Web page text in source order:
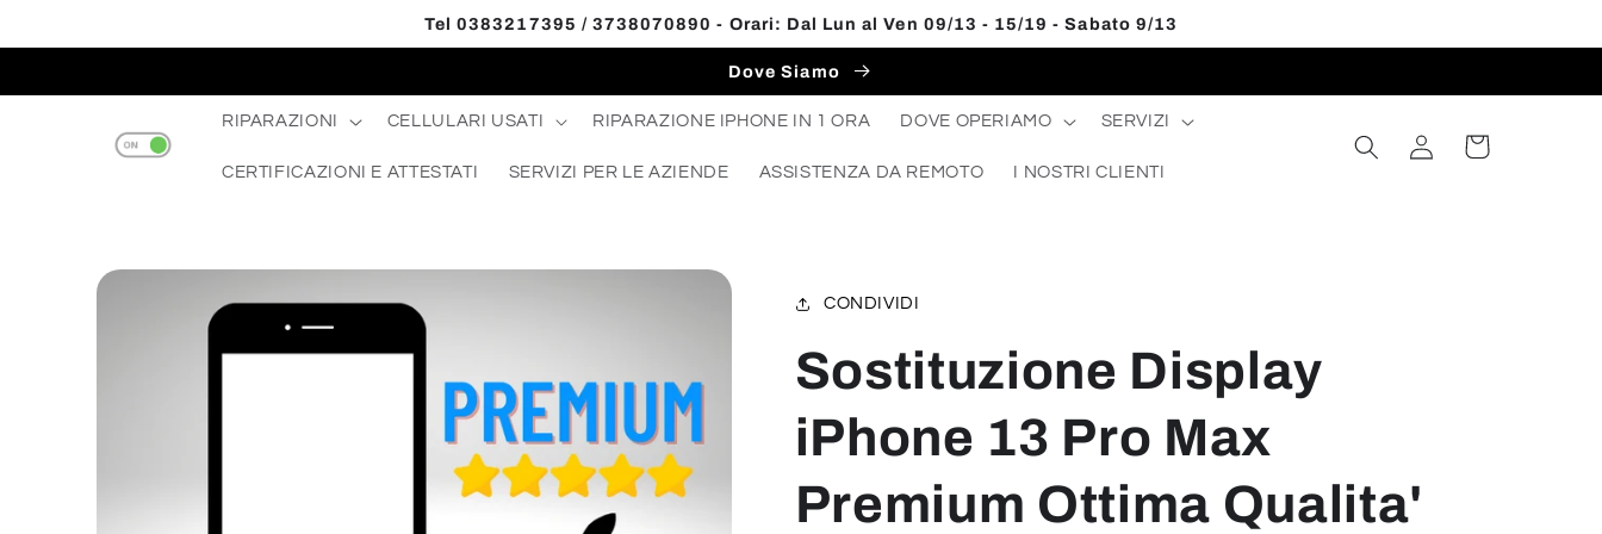
Read
ai contenuti
Tel 0383217395 / 3738070890 - Orari: Dal Lun al Ven 09/13 - 15/19 - Sabato 9/13
Dove Siamo
RIPARAZIONI CELLULARI USATI RIPARAZIONE IPHONE IN 1 ORA DOVE OPERIAMO SERVIZI
CERTIFICAZIONI E ATTESTATI SERVIZI PER LE AZIENDE ASSISTENZA DA REMOTO I NOSTRI CLIENTI
Accedi Carrello
sul prodotto
CONDIVIDI
Sostituzione Display
iPhone 13 Pro Max
Premium Ottima Qualita'